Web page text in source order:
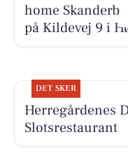
home
på Kildevej 9 i
DET SKER
Herregårdenes
Slotsrestaurant